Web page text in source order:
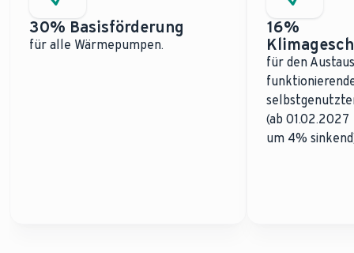
30% Basisförderung
für alle Wärmepumpen.
16%
für den
(ab
um 4%